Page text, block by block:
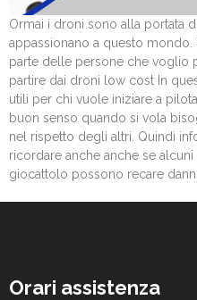
Ormai i droni sono alla portata
appassionano a questo
parte delle persone che voglio
partire dai droni low cost In
utili per chi vuole iniziare a
buon senso quando si vola
nel rispetto degli altri. Quindi
ricordare anche anche se
giocattolo possono recare
Orari assistenza